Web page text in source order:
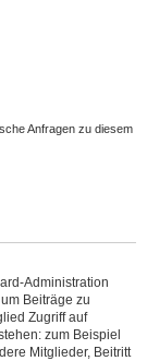
Anfragen zu diesem
Administration
Beiträge zu
Zugriff auf
zum Beispiel
Mitglieder, Beitritt